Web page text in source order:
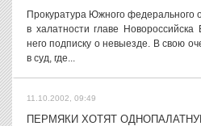
Прокуратура Южного федерального
в халатности главе
него подписку о невыезде. В свою
в суд, где...
11.10.2002, 09:49
ПЕРМЯКИ ХОТЯТ